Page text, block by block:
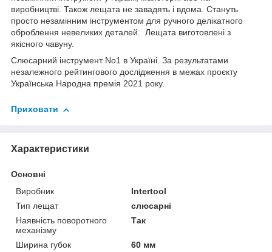
виробництві. Також лещата не завадять і вдома. Стануть
просто незамінним інструментом для ручного делікатного
оброблення невеликих деталей. Лещата виготовлені з
якісного чавуну.
Слюсарний інструмент No1 в Україні. За результатами
незалежного рейтингового дослідження в межах проєкту
Українська Народна премія 2021 року.
Приховати
Характеристики
Основні
Виробник
Intertool
Тип лещат
слюсарні
Наявність поворотного
механізму
Так
Ширина губок
60 мм